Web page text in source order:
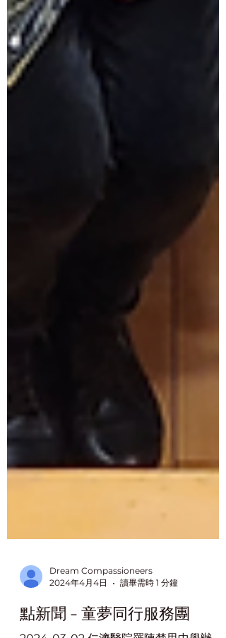
Dream Compassioneers
2024年4月4日
讀畢需時 1 分鐘